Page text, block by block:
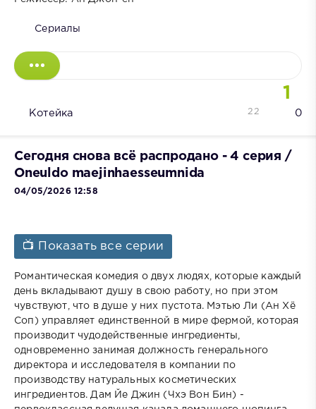
Сериалы
1
Котейка 0
22
Сегодня снова всё распродано - 4 серия /
Oneuldo maejinhaesseumnida
04/05/2026 12:58
📺 Показать все серии
Романтическая комедия о двух людях, которые каждый
день вкладывают душу в свою работу, но при этом
чувствуют, что в душе у них пустота. Мэтью Ли (Ан Хё
Соп) управляет единственной в мире фермой, которая
производит чудодейственные ингредиенты,
одновременно занимая должность генерального
директора и исследователя в компании по
производству натуральных косметических
ингредиентов. Дам Йе Джин (Чхэ Вон Бин) -